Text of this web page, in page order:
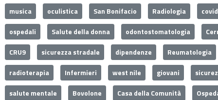
musica
oculistica San Bonifacio Radiologia
ospedali
Salute della donna odontostomatologia
CRU9
sicurezza stradale dipendenze
Reumatologia
radioterapia
Infermieri west nile giovani
salute mentale
Bovolone Casa della Comunità